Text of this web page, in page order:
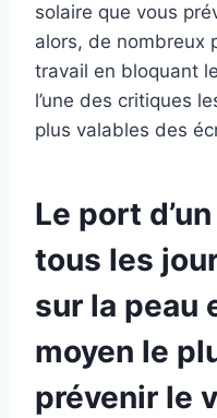
solaire que vous
alors, de nombreux
travail en bloquant
l’une des critiques
plus valables des
Le port
tous les
sur la peau
moyen le
prévenir le